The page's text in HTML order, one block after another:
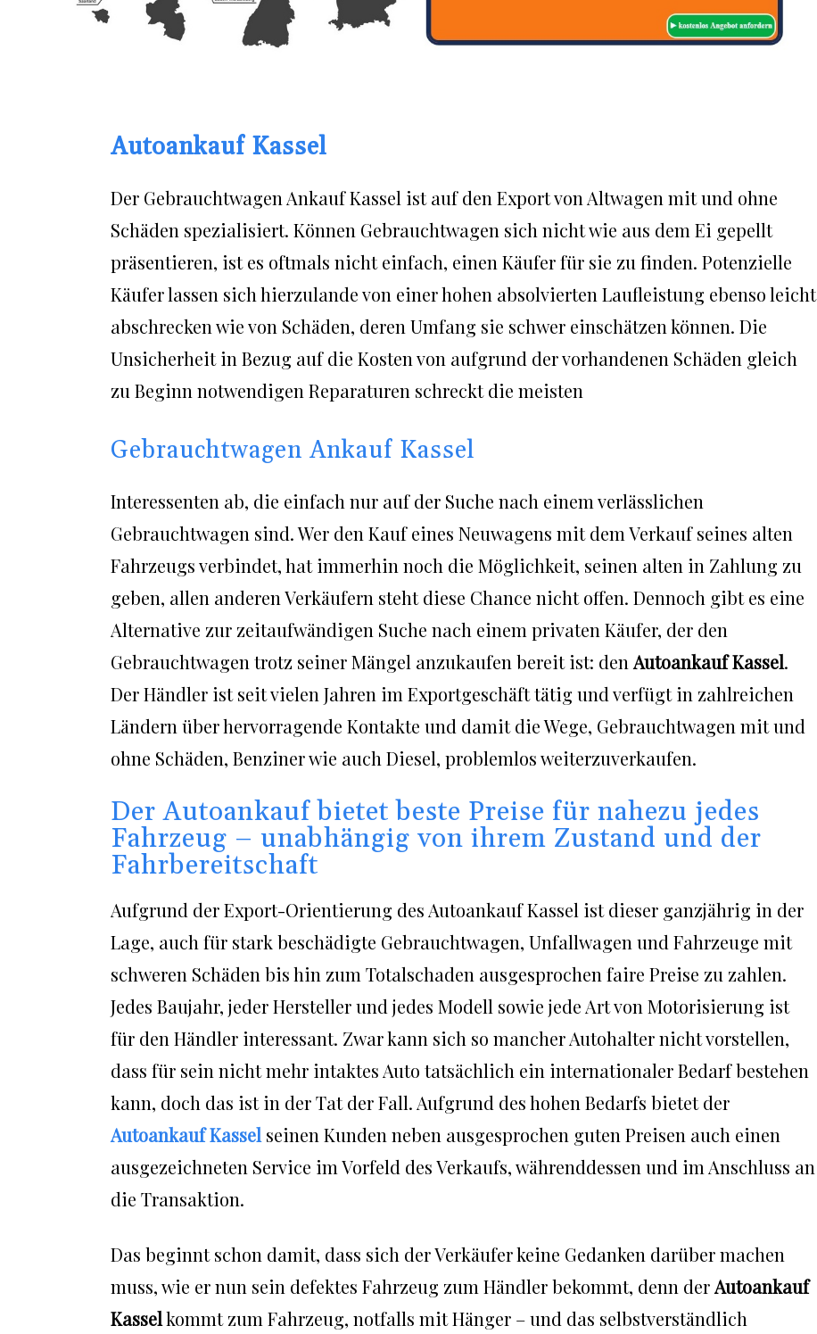
Autoankauf Kassel
Der Gebrauchtwagen Ankauf Kassel ist auf den Export von Altwagen mit und ohne
Schäden spezialisiert. Können Gebrauchtwagen sich nicht wie aus dem Ei gepellt
präsentieren, ist es oftmals nicht einfach, einen Käufer für sie zu finden. Potenzielle
Käufer lassen sich hierzulande von einer hohen absolvierten Laufleistung ebenso leicht
abschrecken wie von Schäden, deren Umfang sie schwer einschätzen können. Die
Unsicherheit in Bezug auf die Kosten von aufgrund der vorhandenen Schäden gleich
zu Beginn notwendigen Reparaturen schreckt die meisten
Gebrauchtwagen Ankauf Kassel
Interessenten ab, die einfach nur auf der Suche nach einem verlässlichen
Gebrauchtwagen sind. Wer den Kauf eines Neuwagens mit dem Verkauf seines alten
Fahrzeugs verbindet, hat immerhin noch die Möglichkeit, seinen alten in Zahlung zu
geben, allen anderen Verkäufern steht diese Chance nicht offen. Dennoch gibt es eine
Alternative zur zeitaufwändigen Suche nach einem privaten Käufer, der den
Gebrauchtwagen trotz seiner Mängel anzukaufen bereit ist: den Autoankauf Kassel.
Der Händler ist seit vielen Jahren im Exportgeschäft tätig und verfügt in zahlreichen
Ländern über hervorragende Kontakte und damit die Wege, Gebrauchtwagen mit und
ohne Schäden, Benziner wie auch Diesel, problemlos weiterzuverkaufen.
Der Autoankauf bietet beste Preise für nahezu jedes
Fahrzeug – unabhängig von ihrem Zustand und der
Fahrbereitschaft
Aufgrund der Export-Orientierung des Autoankauf Kassel ist dieser ganzjährig in der
Lage, auch für stark beschädigte Gebrauchtwagen, Unfallwagen und Fahrzeuge mit
schweren Schäden bis hin zum Totalschaden ausgesprochen faire Preise zu zahlen.
Jedes Baujahr, jeder Hersteller und jedes Modell sowie jede Art von Motorisierung ist
für den Händler interessant. Zwar kann sich so mancher Autohalter nicht vorstellen,
dass für sein nicht mehr intaktes Auto tatsächlich ein internationaler Bedarf bestehen
kann, doch das ist in der Tat der Fall. Aufgrund des hohen Bedarfs bietet der
Autoankauf Kassel seinen Kunden neben ausgesprochen guten Preisen auch einen
ausgezeichneten Service im Vorfeld des Verkaufs, währenddessen und im Anschluss an
die Transaktion.
Das beginnt schon damit, dass sich der Verkäufer keine Gedanken darüber machen
muss, wie er nun sein defektes Fahrzeug zum Händler bekommt, denn derAutoankauf
Kasselkommt zum Fahrzeug, notfalls mit Hänger – und das selbstverständlich